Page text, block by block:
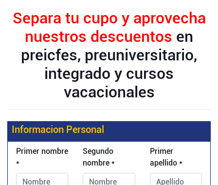
Separa tu cupo y aprovecha
nuestros descuentos en
preicfes, preuniversitario,
integrado y cursos
vacacionales
Informacion Personal
Primer nombre
*
Segundo
nombre *
Primer
apellido *